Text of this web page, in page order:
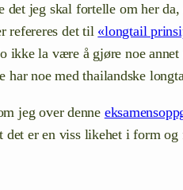
det jeg skal fortelle om her
refereres det til «longtail
ikke la være å gjøre noe
har noe med thailandske
jeg over denne
det er en viss likehet i form